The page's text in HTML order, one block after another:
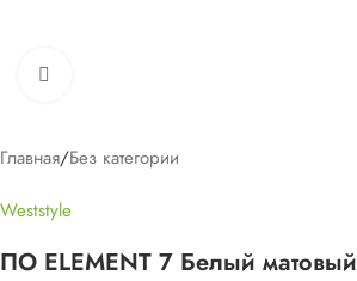
Главная/Без категории
Weststyle
ПО ELEMENT 7 Белый матовый